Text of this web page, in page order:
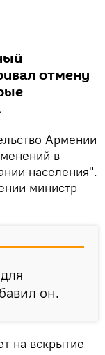
отмену
Армении
в
населения".
министр
он.
на вскрытие